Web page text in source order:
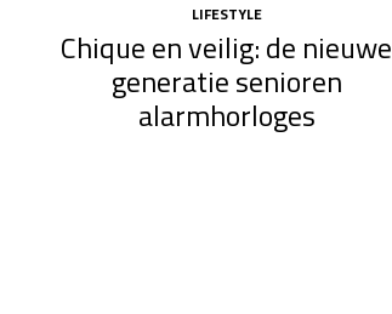
LIFESTYLE
Chique en veilig: de nieuwe
generatie senioren
alarmhorloges